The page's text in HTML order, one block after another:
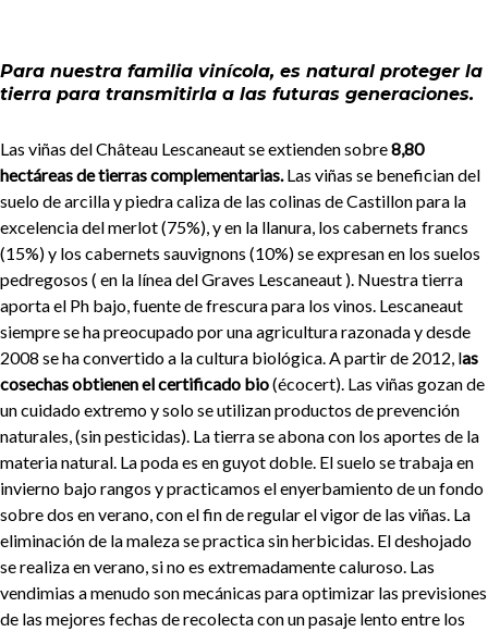
Para nuestra familia vinícola, es natural proteger la
tierra para transmitirla a las futuras generaciones.
Las viñas del Château Lescaneaut se extienden sobre8,80
hectáreas de tierras complementarias. Las viñas se benefician del
suelo de arcilla y piedra caliza de las colinas de Castillon para la
excelencia del merlot (75%), y en la llanura, los cabernets francs
(15%) y los cabernets sauvignons (10%) se expresan en los suelos
pedregosos ( en la línea del Graves Lescaneaut ). Nuestra tierra
aporta el Ph bajo, fuente de frescura para los vinos. Lescaneaut
siempre se ha preocupado por una agricultura razonada y desde
2008 se ha convertido a la cultura biológica. A partir de 2012, las
cosechas obtienen el certificado bio(écocert). Las viñas gozan de
un cuidado extremo y solo se utilizan productos de prevención
naturales, (sin pesticidas). La tierra se abona con los aportes de la
materia natural. La poda es en guyot doble. El suelo se trabaja en
invierno bajo rangos y practicamos el enyerbamiento de un fondo
sobre dos en verano, con el fin de regular el vigor de las viñas. La
eliminación de la maleza se practica sin herbicidas. El deshojado
se realiza en verano, si no es extremadamente caluroso. Las
vendimias a menudo son mecánicas para optimizar las previsiones
de las mejores fechas de recolecta con un pasaje lento entre los